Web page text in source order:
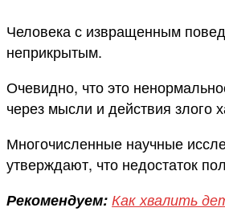
Человека с извращенным
неприкрытым.
Очевидно, что это
через мысли и действия злого
Многочисленные научные
утверждают, что недостаток
Рекомендуем: Как хвалить